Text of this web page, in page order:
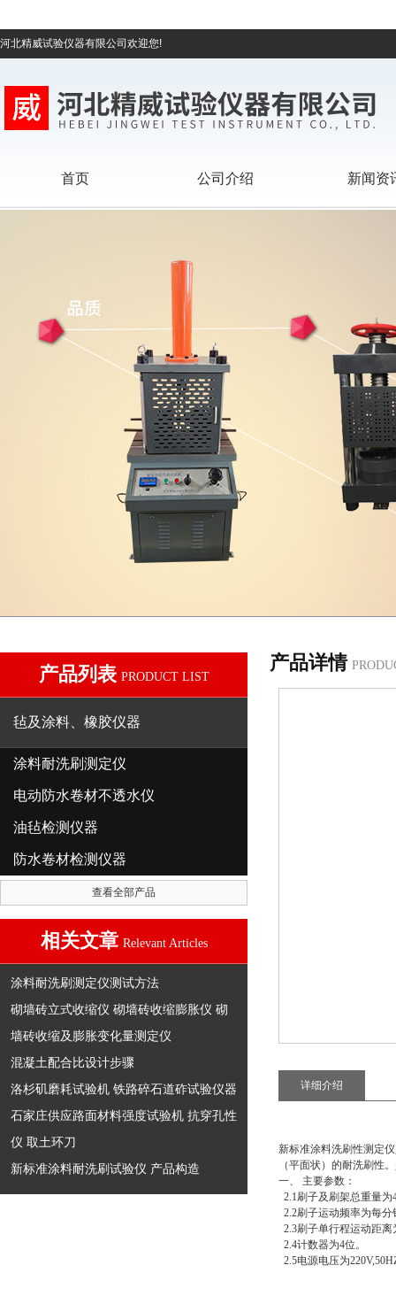
河北精威试验仪器有限公司欢迎您!
首页 公司介绍 新闻资
产品详情
详细介绍
新标准涂料洗刷性测定仪
（平面状）的耐洗刷性
一、 主要参数：
2.1刷子及刷架总重量为
2.2刷子运动频率为每分
2.3刷子单行程运动距离
2.4计数器为4位。
2.5电源电压为
产品列表 PRODUCT LIST
毡及涂料、橡胶仪器
涂料耐洗刷测定仪
电动防水卷材不透水仪
油毡检测仪器
防水卷材检测仪器
查看全部产品
相关文章 Relevant Articles
涂料耐洗刷测定仪测试方法
砌墙砖立式收缩仪 砌墙砖收缩膨胀仪 砌
墙砖收缩及膨胀变化量测定仪
混凝土配合比设计步骤
洛杉矶磨耗试验机 铁路碎石道砟试验仪器
石家庄供应路面材料强度试验机 抗穿孔性
仪 取土环刀
新标准涂料耐洗刷试验仪 产品构造